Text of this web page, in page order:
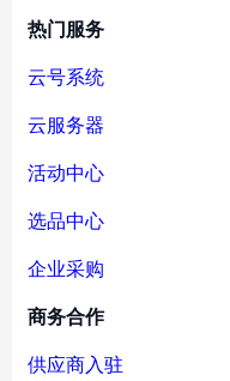
热门服务
云号系统
云服务器
活动中心
选品中心
企业采购
商务合作
供应商入驻